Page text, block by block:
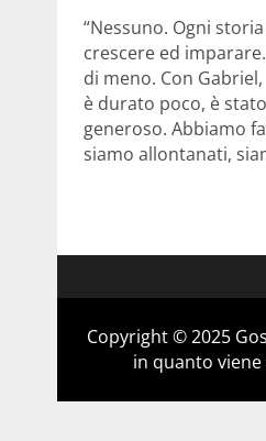
“Nessuno. Ogni
crescere ed
di meno. Con Gabriel,
è durato poco, è
generoso. Abbiamo
siamo allontanati,
Copyright © 2025
in quanto